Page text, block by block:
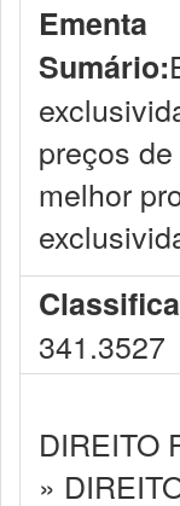
Ementa
Sumário:
preços
melhor
341.3527
DIREITO
»